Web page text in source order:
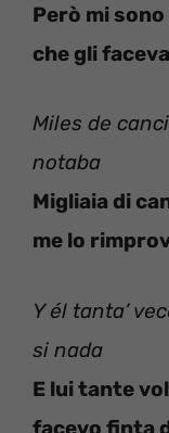
Però mi
che gli
Miles de
notaba
Migliaia di
me lo
Y él tanta’
si nada
E lui tante
facevo finta